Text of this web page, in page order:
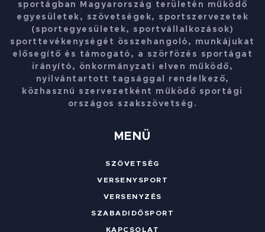
sportágban Magyarország területén működő
egyesületek, szövetségek, sportszervezetek
(sportegyesületek, sportvállalkozások)
sporttevékenységét összehangoló, munkájukat
elősegítő és támogató, a szörfözés sportágat
irányító, önkormányzati elven működő,
nyilvántartott tagsággal rendelkező,
közhasznú szervezetként működő sportági
országos szakszövetség.
MENÜ
SZÖVETSÉG
VERSENYSPORT
VERSENYZÉS
SZABADIDŐSPORT
KAPCSOLAT